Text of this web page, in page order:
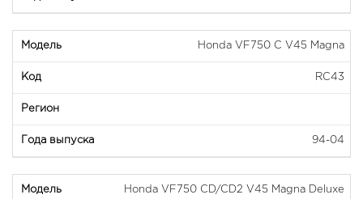
Honda VF750 C V45 Magna
RC43
94-04
Honda VF750 CD/CD2 V45 Magna Deluxe